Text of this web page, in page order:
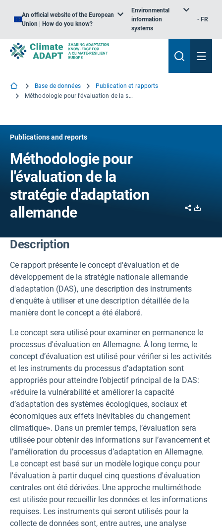
An official website of the European
Union | How do you know?
Environmental
information
systems
FR
Base de données
Publication et rapports
Méthodologie pour l'évaluation de la stratégie d'adaptation allemande
Publications and reports
Méthodologie pour
l'évaluation de la
stratégie d'adaptation
allemande
Share
Description
Ce rapport présente le concept d'évaluation et de
développement de la stratégie nationale allemande
d'adaptation (DAS), une description des instruments
d'enquête à utiliser et une description détaillée de la
manière dont le concept a été élaboré.
Le concept sera utilisé pour examiner en permanence le
processus d'évaluation en Allemagne. À long terme, le
concept d’évaluation est utilisé pour vérifier si les activités
et les instruments du processus d’adaptation sont
appropriés pour atteindre l’objectif principal de la DAS:
«réduire la vulnérabilité et améliorer la capacité
d’adaptation des systèmes écologiques, sociaux et
économiques aux effets inévitables du changement
climatique». Dans un premier temps, l’évaluation sera
utilisée pour obtenir des informations sur l’avancement et
l’amélioration du processus d’adaptation en Allemagne.
Le concept est basé sur un modèle logique conçu pour
l'évaluation à partir duquel cinq questions d'évaluation
centrales ont été dérivées. Une approche multiméthode
est utilisée pour recueillir les données et les informations
requises. Les instruments qui seront utilisés pour la
collecte de données sont, entre autres, une analyse